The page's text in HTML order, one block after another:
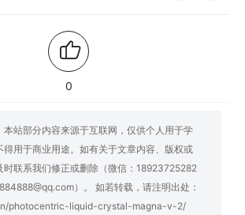
0
本站部分内容来源于互联网，仅供个人用于学
得用于商业用途。如有关于文章内容、版权或
时联系我们修正或删除（微信：18923725282
）。 如若转载，请注明出处：
photocentric-liquid-crystal-magna-v-2/